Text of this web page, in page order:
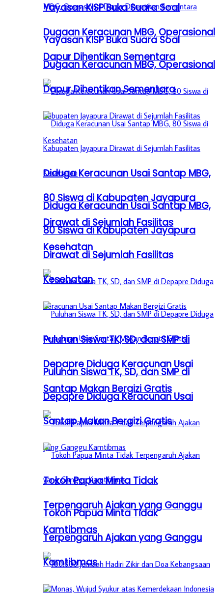
Yayasan KISP Buka Suara Soal
Dugaan Keracunan MBG, Operasional
Dapur Dihentikan Sementara
Diduga Keracunan Usai Santap MBG,
80 Siswa di Kabupaten Jayapura
Dirawat di Sejumlah Fasilitas
Kesehatan
Puluhan Siswa TK, SD, dan SMP di
Depapre Diduga Keracunan Usai
Santap Makan Bergizi Gratis
Tokoh Papua Minta Tidak
Terpengaruh Ajakan yang Ganggu
Kamtibmas
Yayasan KISP Buka Suara Soal
Dugaan Keracunan MBG, Operasional
Dapur Dihentikan Sementara
Diduga Keracunan Usai Santap MBG,
80 Siswa di Kabupaten Jayapura
Dirawat di Sejumlah Fasilitas
Kesehatan
Puluhan Siswa TK, SD, dan SMP di
Depapre Diduga Keracunan Usai
Santap Makan Bergizi Gratis
Tokoh Papua Minta Tidak
Terpengaruh Ajakan yang Ganggu
Kamtibmas